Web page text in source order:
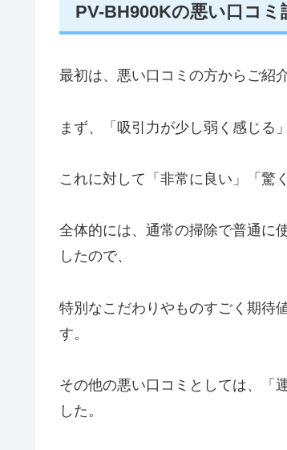
PV-BH900Kの悪い口コミ
最初は、悪い口コミの方からご紹
まず、「吸引力が少し弱く感じる
これに対して「非常に良い」「驚
全体的には、通常の掃除で普通に
したので、
特別なこだわりやものすごく期待
す。
その他の悪い口コミとしては、「
した。